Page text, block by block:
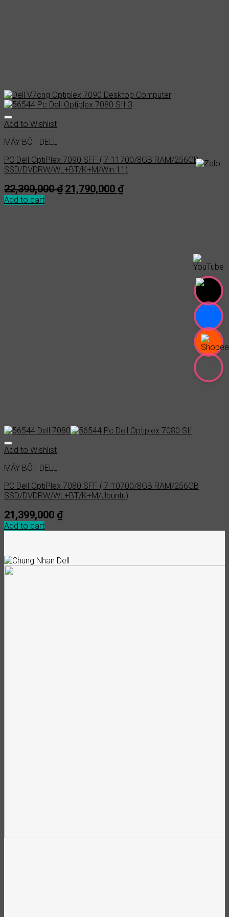
Add to Wishlist
MÁY BỘ - DELL
PC Dell OptiPlex 7090 SFF (i7-11700/8GB RAM/256GB
SSD/DVDRW/WL+BT/K+M/Win 11)
22,390,000₫ Original
21,790,000 ₫Current
Add to cart
Add to Wishlist
MÁY BỘ - DELL
PC Dell OptiPlex 7080 SFF (i7-10700/8GB RAM/256GB
SSD/DVDRW/WL+BT/K+M/Ubuntu)
21,399,000 ₫
Add to cart